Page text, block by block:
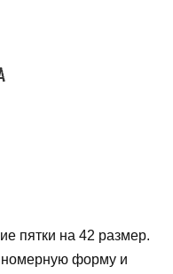
пятки на 42 размер.
форму и